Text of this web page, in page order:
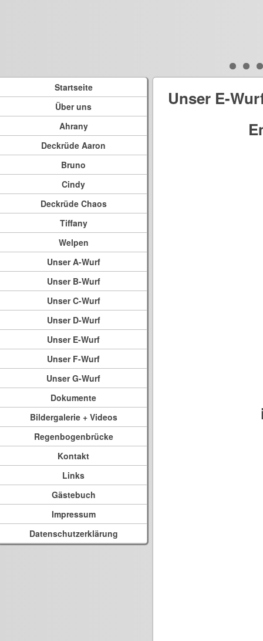
Startseite
Über uns
Ahrany
Deckrüde Aaron
Bruno
Cindy
Deckrüde Chaos
Tiffany
Welpen
Unser A-Wurf
Unser B-Wurf
Unser C-Wurf
Unser D-Wurf
Unser E-Wurf
Unser F-Wurf
Unser G-Wurf
Dokumente
Bildergalerie + Videos
Regenbogenbrücke
Kontakt
Links
Gästebuch
Impressum
Datenschutzerklärung
Unser E-